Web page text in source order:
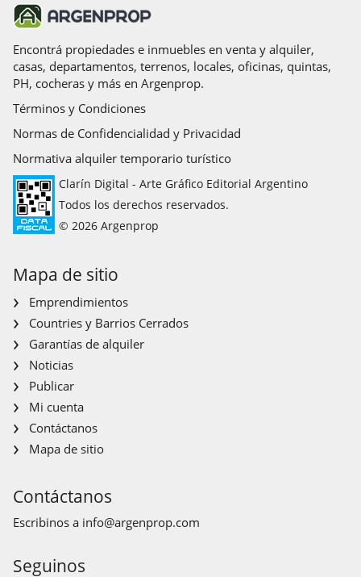
Encontrá propiedades e inmuebles en venta y alquiler,
casas, departamentos, terrenos, locales, oficinas, quintas,
PH, cocheras y más en Argenprop.
Términos y Condiciones
Normas de Confidencialidad y Privacidad
Normativa alquiler temporario turístico
Clarín Digital - Arte Gráfico Editorial Argentino
Todos los derechos reservados.
© 2026 Argenprop
Mapa de sitio
Emprendimientos
Countries y Barrios Cerrados
Garantías de alquiler
Noticias
Publicar
Mi cuenta
Contáctanos
Mapa de sitio
Contáctanos
Escribinos a info@argenprop.com
Seguinos